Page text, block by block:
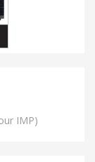
IMP)